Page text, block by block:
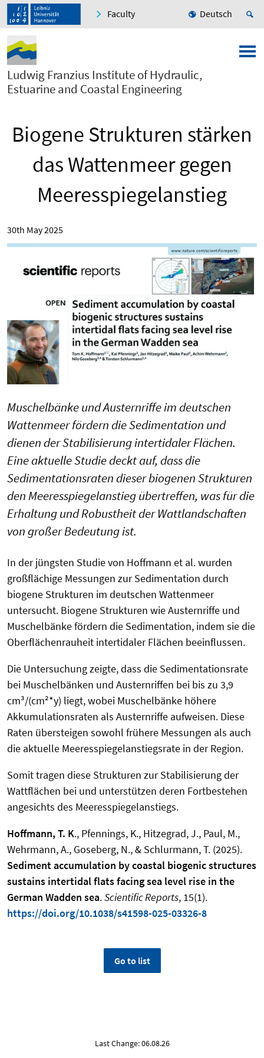
Faculty Deutsch
Ludwig Franzius Institute of Hydraulic,
Estuarine and Coastal Engineering
Biogene Strukturen stärken
das Wattenmeer gegen
Meeresspiegelanstieg
30th May 2025
Muschelbänke und Austernriffe im deutschen
Wattenmeer fördern die Sedimentation und
dienen der Stabilisierung intertidaler Flächen.
Eine aktuelle Studie deckt auf, dass die
Sedimentationsraten dieser biogenen Strukturen
den Meeresspiegelanstieg übertreffen, was für die
Erhaltung und Robustheit der Wattlandschaften
von großer Bedeutung ist.
In der jüngsten Studie von Hoffmann et al. wurden
großflächige Messungen zur Sedimentation durch
biogene Strukturen im deutschen Wattenmeer
untersucht. Biogene Strukturen wie Austernriffe und
Muschelbänke fördern die Sedimentation, indem sie die
Oberflächenrauheit intertidaler Flächen beeinflussen.
Die Untersuchung zeigte, dass die Sedimentationsrate
bei Muschelbänken und Austernriffen bei bis zu 3,9
cm³/(cm²*y) liegt, wobei Muschelbänke höhere
Akkumulationsraten als Austernriffe aufweisen. Diese
Raten übersteigen sowohl frühere Messungen als auch
die aktuelle Meeresspiegelanstiegsrate in der Region.
Somit tragen diese Strukturen zur Stabilisierung der
Wattflächen bei und unterstützen deren Fortbestehen
angesichts des Meeresspiegelanstiegs.
Hoffmann, T. K., Pfennings, K., Hitzegrad, J., Paul, M.,
Wehrmann, A., Goseberg, N., & Schlurmann, T. (2025).
Sediment accumulation by coastal biogenic structures
sustains intertidal flats facing sea level rise in the
German Wadden sea.Scientific Reports, 15(1).
https://doi.org/10.1038/s41598-025-03326-8
Go to list
Last Change: 06.08.26